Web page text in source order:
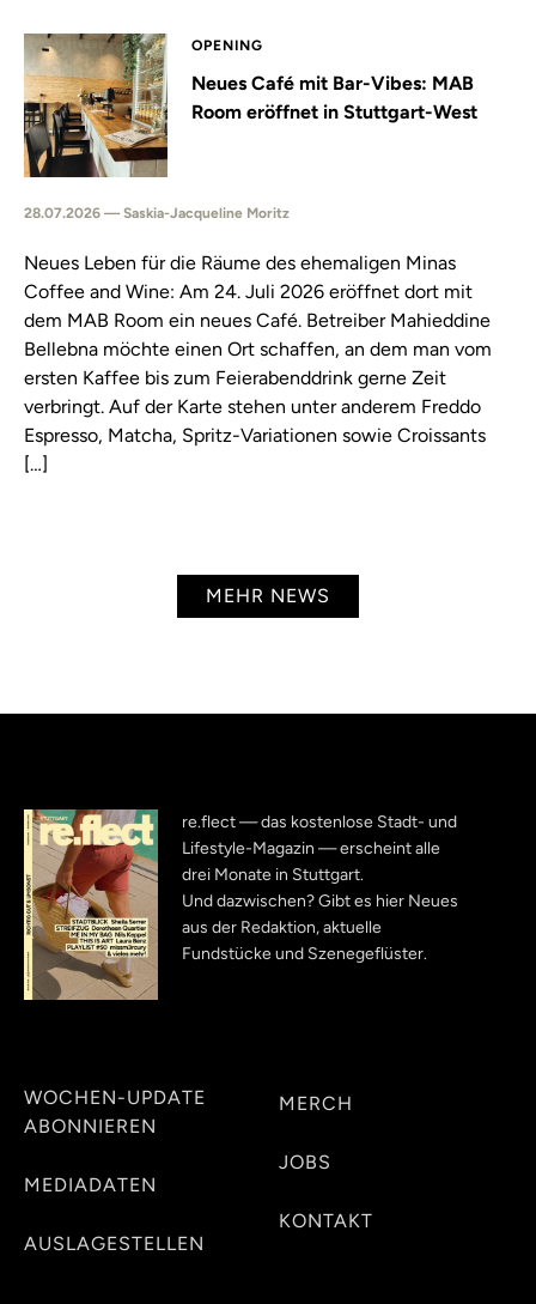
OPENING
Neues Café mit Bar-Vibes: MAB
Room eröffnet in Stuttgart-West
28.07.2026 — Saskia-Jacqueline Moritz
Neues Leben für die Räume des ehemaligen Minas
Coffee and Wine: Am 24. Juli 2026 eröffnet dort mit
dem MAB Room ein neues Café. Betreiber Mahieddine
Bellebna möchte einen Ort schaffen, an dem man vom
ersten Kaffee bis zum Feierabenddrink gerne Zeit
verbringt. Auf der Karte stehen unter anderem Freddo
Espresso, Matcha, Spritz-Variationen sowie Croissants
[…]
MEHR NEWS
re.flect — das kostenlose Stadt- und
Lifestyle-Magazin — erscheint alle
drei Monate in Stuttgart.
Und dazwischen? Gibt es hier Neues
aus der Redaktion, aktuelle
Fundstücke und Szenegeflüster.
WOCHEN-UPDATE
ABONNIEREN
MEDIADATEN
AUSLAGESTELLEN
MERCH
JOBS
KONTAKT